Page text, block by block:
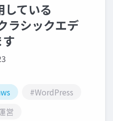
している
ラシックエデ
#WordPress
営